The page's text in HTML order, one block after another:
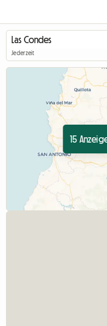
Jederzeit
15